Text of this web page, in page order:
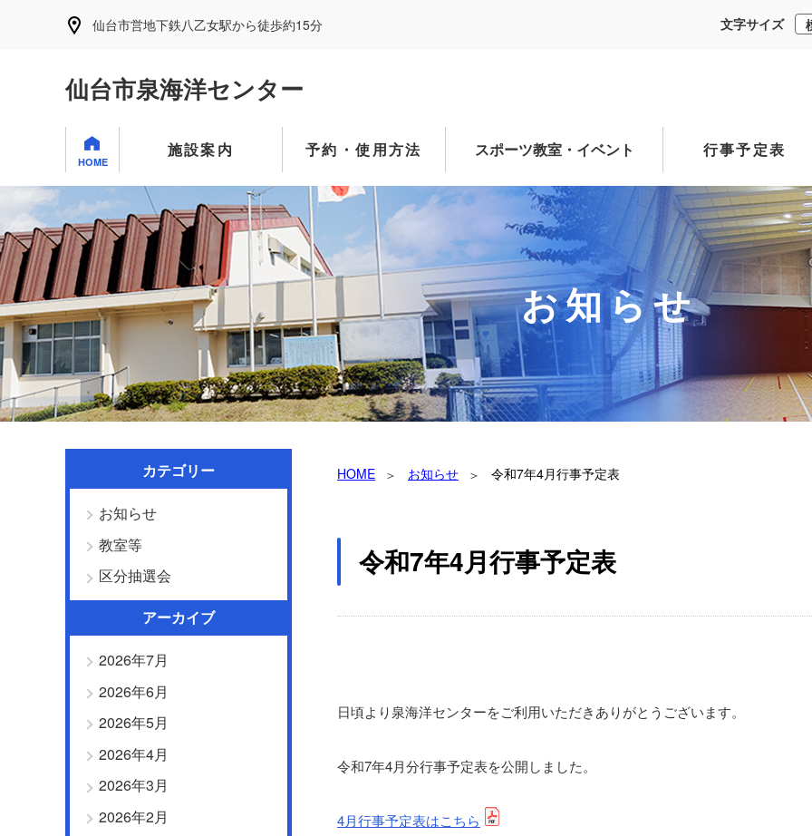
仙台市営地下鉄八乙女駅から徒歩約15分 文字サイズ
仙台市泉海洋センター
HOME
施設案内 予約・使用方法 スポーツ教室・イベント 行事予定表
お知らせ
HOME お知らせ 令和7年4月行事予定表
令和7年4月行事予定表
日頃より泉海洋センターをご利用いただきありがとうございます。
令和7年4月分行事予定表を公開しました。
4月行事予定表はこちら
カテゴリー
お知らせ
教室等
区分抽選会
アーカイブ
2026年7月
2026年6月
2026年5月
2026年4月
2026年3月
2026年2月